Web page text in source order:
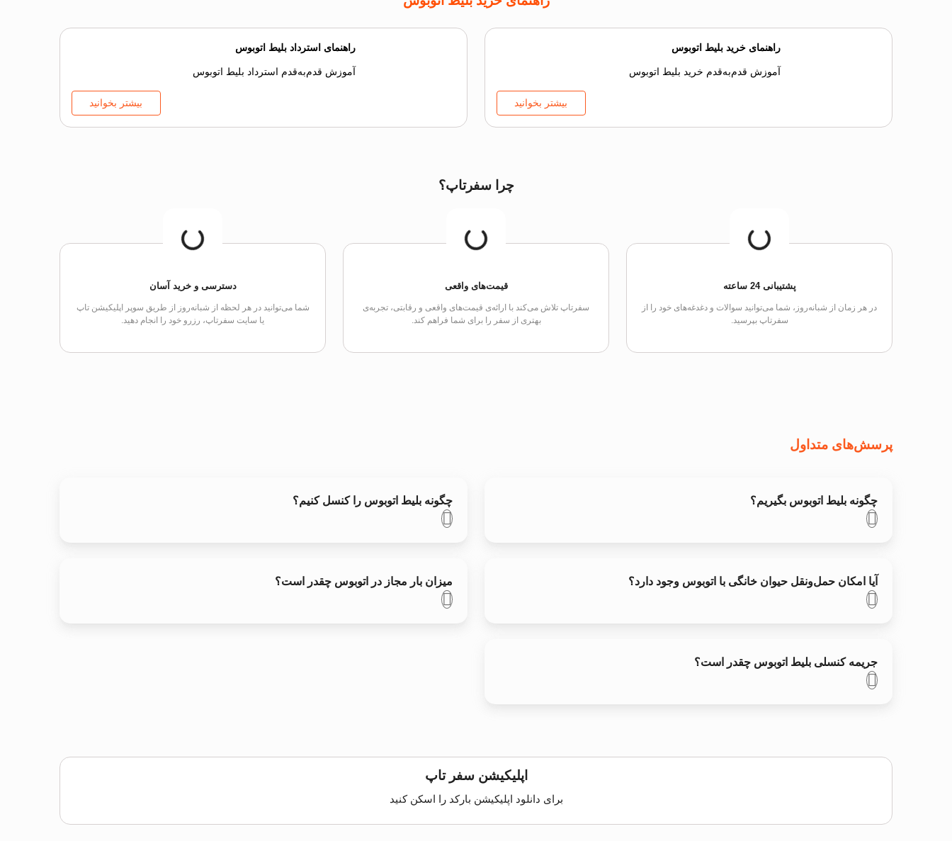
راهنمای خرید بلیط اتوبوس
آموزش قدم‌به‌قدم خرید بلیط اتوبوس
بیشتر بخوانید
راهنمای استرداد بلیط اتوبوس
آموزش قدم‌به‌قدم استرداد بلیط اتوبوس
بیشتر بخوانید
چرا سفرتاپ؟
پشتیبانی 24 ساعته
در هر زمان از شبانه‌روز، شما می‌توانید سوالات و دغدغه‌های خود را از
سفرتاپ بپرسید.
قیمت‌های واقعی
سفرتاپ تلاش می‌کند با ارائه‌ی قیمت‌های واقعی و رقابتی، تجربه‌ی
بهتری از سفر را برای شما فراهم کند.
دسترسی و خرید آسان
شما می‌توانید در هر لحظه از شبانه‌روز از طریق سوپر اپلیکیشن تاپ
یا سایت سفرتاپ، رزرو خود را انجام دهید.
پرسش‌های متداول
چگونه بلیط اتوبوس بگیریم؟ چگونه بلیط اتوبوس را کنسل کنیم؟
آیا امکان حمل‌ونقل حیوان خانگی با اتوبوس وجود دارد؟ میزان بار مجاز در اتوبوس چقدر است؟
جریمه کنسلی بلیط اتوبوس چقدر است؟
اپلیکیشن سفر تاپ
برای دانلود اپلیکیشن بارکد را اسکن کنید